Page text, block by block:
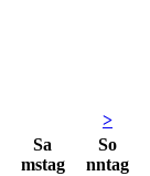
>
Sa
mstag
So
nntag